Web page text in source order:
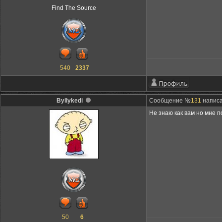
Find The Source
540 2337
Byllykedi Сообщение №131
50 6
Не знаю как вам но мне